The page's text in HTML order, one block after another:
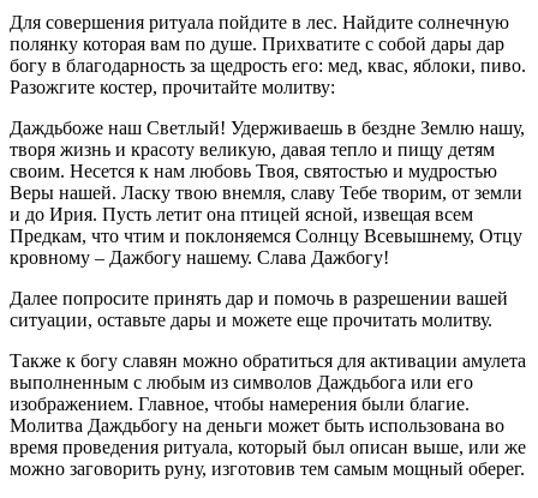
Для совершения ритуала пойдите в лес. Найдите солнечную
полянку которая вам по душе. Прихватите с собой дары дар
богу в благодарность за щедрость его: мед, квас, яблоки, пиво.
Разожгите костер, прочитайте молитву:
Даждьбоже наш Светлый! Удерживаешь в бездне Землю нашу,
творя жизнь и красоту великую, давая тепло и пищу детям
своим. Несется к нам любовь Твоя, святостью и мудростью
Веры нашей. Ласку твою внемля, славу Тебе творим, от земли
и до Ирия. Пусть летит она птицей ясной, извещая всем
Предкам, что чтим и поклоняемся Солнцу Всевышнему, Отцу
кровному – Дажбогу нашему. Слава Дажбогу!
Далее попросите принять дар и помочь в разрешении вашей
ситуации, оставьте дары и можете еще прочитать молитву.
Также к богу славян можно обратиться для активации амулета
выполненным с любым из символов Даждьбога или его
изображением. Главное, чтобы намерения были благие.
Молитва Даждьбогу на деньги может быть использована во
время проведения ритуала, который был описан выше, или же
можно заговорить руну, изготовив тем самым мощный оберег.